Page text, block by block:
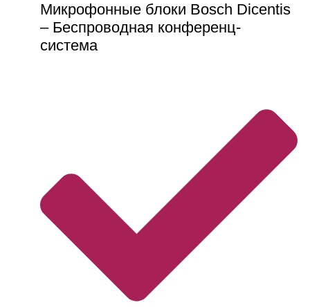
Микрофонные блоки Bosch Dicentis
– Беспроводная конференц-
система